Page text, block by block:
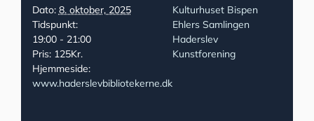
Dato: 8. oktober, 2025
Tidspunkt:
19:00 - 21:00
Pris: 125Kr.
Hjemmeside:
www.haderslevbibliotekerne.dk
Kulturhuset Bispen
Ehlers Samlingen
Haderslev
Kunstforening